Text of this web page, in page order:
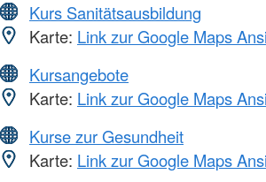
Kurs Sanitätsausbildung
Karte: Link zur Google Maps
Kursangebote
Karte: Link zur Google Maps
Kurse zur Gesundheit
Karte: Link zur Google Maps